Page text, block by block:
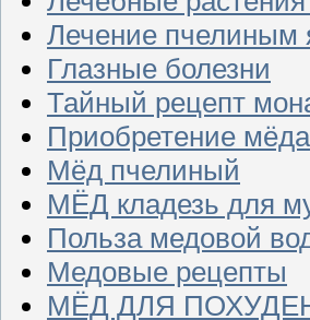
Лечение пчелиным
Глазные болезни
Тайный рецепт
Приобретение мёда
Мёд пчелиный
МЁД кладезь для
Польза медовой
Медовые рецепты
МЁД ДЛЯ